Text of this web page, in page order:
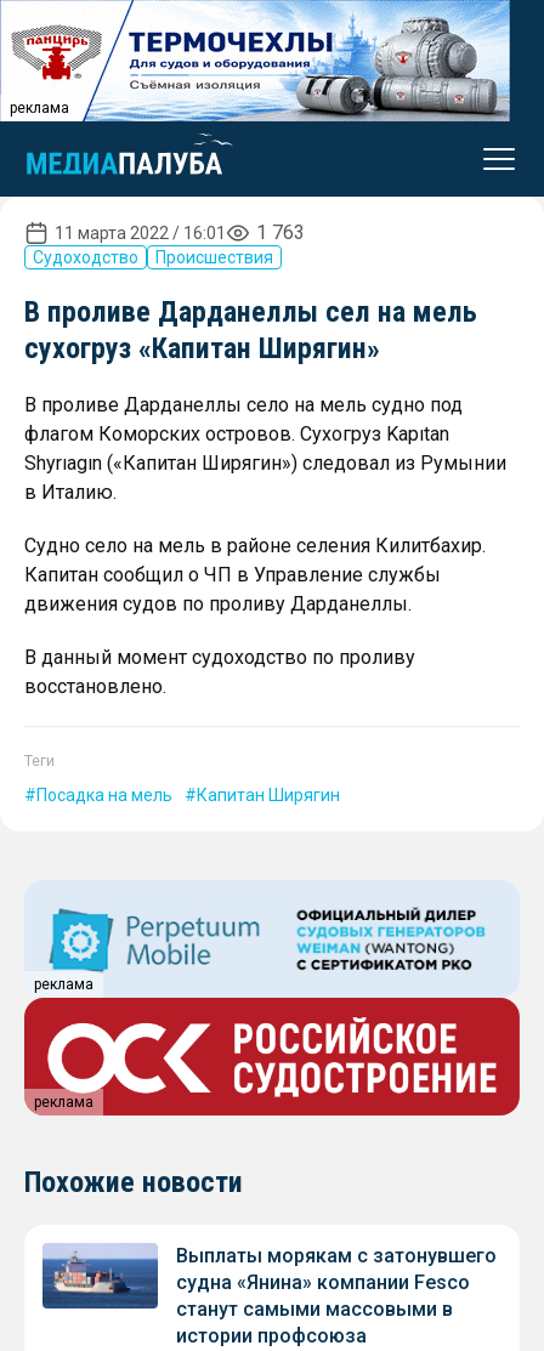
реклама
11 марта 2022 / 16:01 1 763
Судоходство Происшествия
В проливе Дарданеллы сел на мель
сухогруз «Капитан Ширягин»
В проливе Дарданеллы село на мель судно под
флагом Коморских островов. Сухогруз Kapıtan
Shyrıagın («Капитан Ширягин») следовал из Румынии
в Италию.
Судно село на мель в районе селения Килитбахир.
Капитан сообщил о ЧП в Управление службы
движения судов по проливу Дарданеллы.
В данный момент судоходство по проливу
восстановлено.
Теги
Посадка на мель Капитан Ширягин
реклама
реклама
Похожие новости
Выплаты морякам с затонувшего
судна «Янина» компании Fesco
станут самыми массовыми в
истории профсоюза